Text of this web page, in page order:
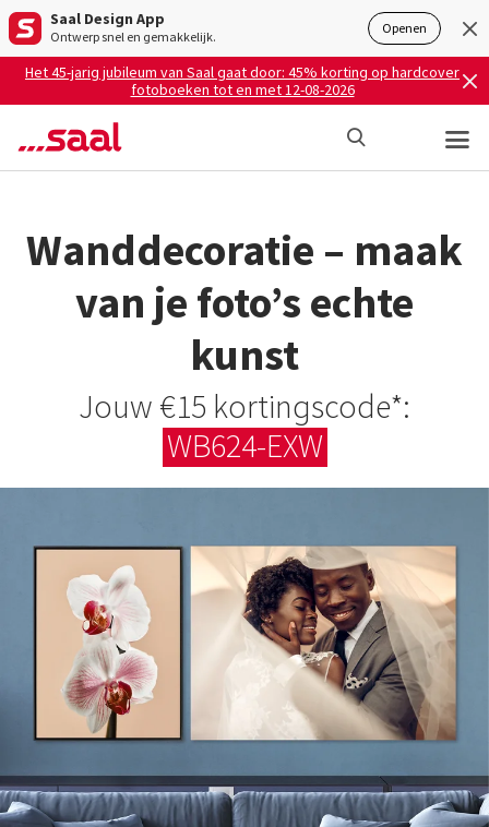
Saal Design App
Ontwerp snel en gemakkelijk. Openen
Het 45-jarig jubileum van Saal gaat door: 45% korting op hardcover
fotoboeken tot en met 12-08-2026
Wanddecoratie – maak
van je foto’s echte
kunst
Jouw €15 kortingscode*:
WB624-EXW